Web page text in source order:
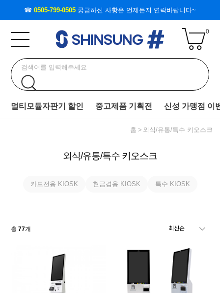
☎ 0505-799-0505 궁금하신 사항은 언제든지 연락바랍니다~
0
멀티모듈자판기 할인 중고제품 기획전 신성 가맹점 이
홈 외식/유통/특수 키오스크
외식/유통/특수 키오스크
카드전용 KIOSK 현금겸용 KIOSK 특수 KIOSK
총77개